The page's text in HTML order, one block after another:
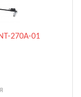
270A-01